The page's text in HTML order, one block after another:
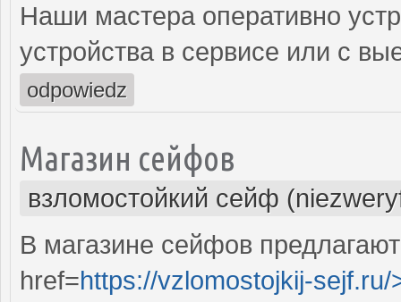
Наши мастера оперативно
устройства в сервисе или с
odpowiedz
Магазин сейфов
взломостойкий сейф
В магазине сейфов
href=https://vzlomostojkij-sejf.ru/